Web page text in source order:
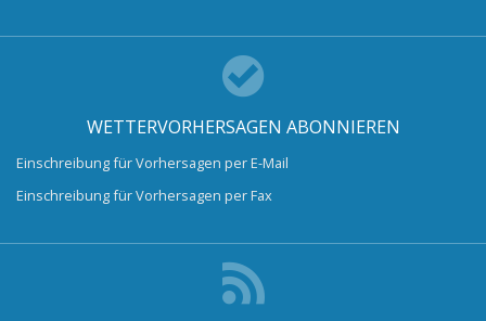
WETTERVORHERSAGEN ABONNIEREN
Einschreibung für Vorhersagen per E-Mail
Einschreibung für Vorhersagen per Fax